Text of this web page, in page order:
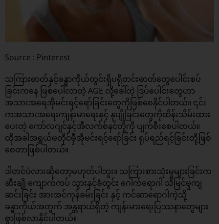
Source : Pinterest
သကြားဓာတ်နှင့်ခန္ဓာကိုယ်တွင်းရှိပရိုတင်းဓာတ်တွေပေါင်းစပ်
ခြင်းကနေ ဖြစ်ပေါ်လာတဲ့ AGE လို့ခေါ်တဲ့ ဒြပ်ပေါင်းတွေဟာ
အသားအရေအိုမင်းရင့်ရော်ခြင်းတွေကိုဖြစ်စေနိုင်ပါတယ်။ ၎င်း
ကအသားအရေးကျန်းမာရေးနှင့် နုပျိုခြင်းတွေကိုထိန်းသိမ်းထား
ပေးတဲ့ ကော်လဂျင်နှင့်အီလက်စ်နင်တို့ကို ပျက်စီးစေပါတယ်။
ထိုအခါအရွှယ်မတိုင်မှီအိုမင်းရင့်ရော်ခြင်း ရုပ်ရည်ရင့်ခြင်းတို့ဖြစ်
စေတာဖြစ်ပါတယ်။
ဒါတင်ပဲလားဆိုတော့မဟုတ်ပါဘူး။ သကြားစားသုံးမှုများခြင်းက
ဆီးချို ကျောက်ကပ် သွားနှင့်ခံတွင်း ဂေါက်ရောဂါ သိမြင်မှုကျ
ဆင်းခြင်း အားအင်ကုန်ခမ်းခြင်း နှင့် ကင်ဆာရောဂါကဲ့သို့
ခန္ဓာကိုယ်အတွက် အန္တရာယ်ရှိတဲ့ ကျန်းမားရေးပြဿနာတွေများ
စွာဖြစ်လာနိုင်ပါတယ်။